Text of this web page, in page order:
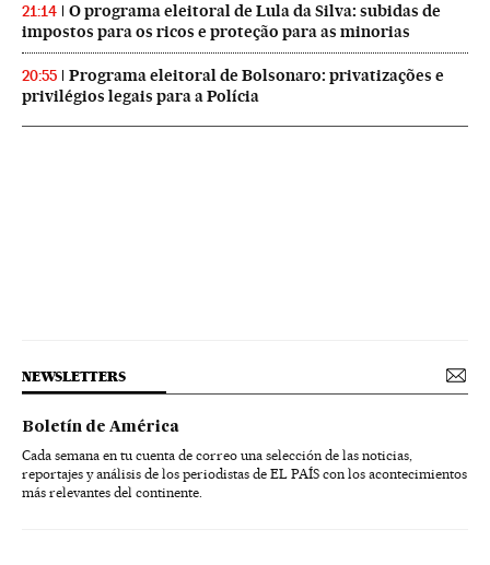
21:14
O programa eleitoral de Lula da Silva: subidas de
impostos para os ricos e proteção para as minorias
20:55
Programa eleitoral de Bolsonaro: privatizações e
privilégios legais para a Polícia
NEWSLETTERS
Boletín de América
Cada semana en tu cuenta de correo una selección de las noticias,
reportajes y análisis de los periodistas de EL PAÍS con los acontecimientos
más relevantes del continente.